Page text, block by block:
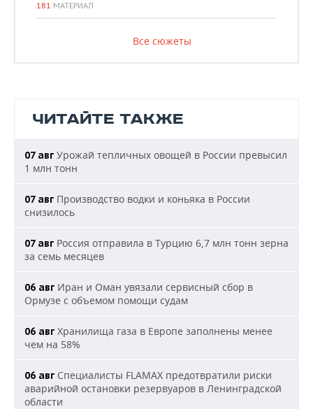
181 МАТЕРИАЛ
Все сюжеты
ЧИТАЙТЕ ТАКЖЕ
07 авг Урожай тепличных овощей в России превысил
1 млн тонн
07 авг Производство водки и коньяка в России
снизилось
07 авг Россия отправила в Турцию 6,7 млн тонн зерна
за семь месяцев
06 авг Иран и Оман увязали сервисный сбор в
Ормузе с объемом помощи судам
06 авг Хранилища газа в Европе заполнены менее
чем на 58%
06 авг Специалисты FLAMAX предотвратили риски
аварийной остановки резервуаров в Ленинградской
области